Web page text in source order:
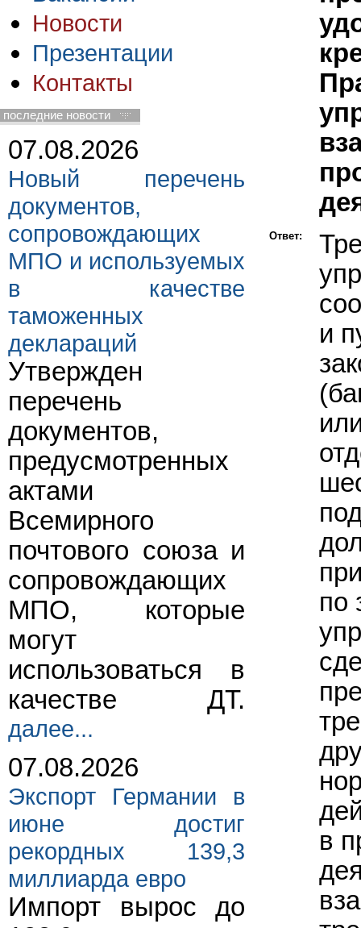
Новости
Презентации
Контакты
последние новости
07.08.2026
Новый перечень
документов,
сопровождающих
МПО и используемых
в качестве
таможенных
деклараций
Утвержден
перечень
документов,
предусмотренных
актами
Всемирного
почтового союза и
сопровождающих
МПО, которые
могут
использоваться в
качестве ДТ.
далее...
07.08.2026
Экспорт Германии в
июне достиг
рекордных 139,3
миллиарда евро
Импорт вырос до
Ответ:
и
по
в